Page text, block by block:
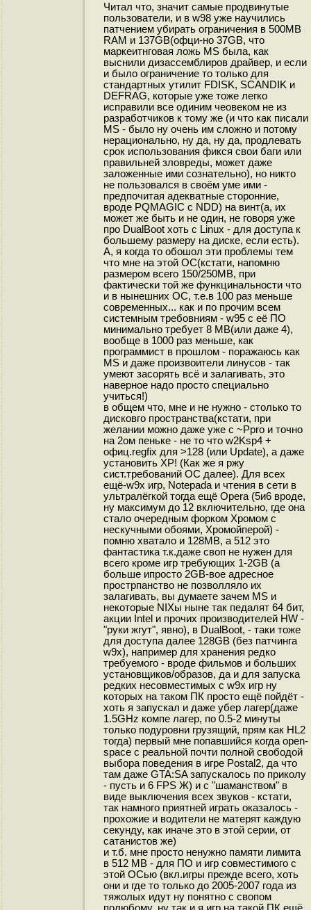
Читал что, значит самые продвинутые
пользователи, и в w98 уже научились
патчением убирать ограничения в 500MB
RAM и 137GB(офци-но 37GB, что
маркеитнговая ложь MS была, как
выснили дизассемблиров драйвер, и если
и было ограничение то только для
стандартных утилит FDISK, SCANDIK и
DEFRAG, которые уже тоже легко
исправили все одиним чеовеком не из
разработчиков к тому же (и что как писали
MS - было ну очень им сложно и потому
нерационально, ну да, ну да, продлевать
срок использования фикся свои баги или
правильней зловреды, может даже
заложенные ими сознательно), но никто
не пользовался в своём уме ими -
предпочитая адекватные сторонние,
вроде PQMAGIC с NDD) на винт(а, их
может же быть и не один, не говоря уже
про DualBoot хоть с Linux - для доступа к
большему размеру на диске, если есть).
А, я когда то обошол эти проблемы тем
что мне на этой ОС(кстати, напомню
размером всего 150/250MB, при
фактически той же функцинальности что
и в нынешних ОС, т.е.в 100 раз меньше
современных... как и по прочим всем
системным требовниям - w95 с её ПО
минимально требует 8 MB(или даже 4),
вообще в 1000 раз меньше, как
программист в прошлом - поражаюсь как
MS и даже произвоители линусов - так
умеют засорять всё и залагивать, это
наверное надо просто специально
учиться!)
в общем что, мне и не нужно - столько то
дисковго пространства(кстати, при
желании можно даже уже с ~Ppro и точно
на 2ом пеньке - не то что w2Ksp4 +
офиц.regfix для >128 (или Update), а даже
установить XP! (Как же я ржу
сист.требований ОС далее). Для всех
ещё-w9x игр, Notepada и чтения в сети в
ультралёгкой тогда ещё Opera (5и6 вроде,
ну максимум до 12 включительно, где она
стало очередным форком Хромом с
нескучными обоями, Хромойперой) -
помню хватало и 128MB, а 512 это
фантастика т.к.даже своп не нужен для
всего кроме игр требующих 1-2GB (а
больше ипросто 2GB-вое адресное
прострпанство не позволляло их
залагивать, вы думаете зачем MS и
некоторые NIXы ныне так педалят 64 бит,
акции Intel и прочих производителей HW -
"руки жгут", явно), в DualBoot, - таки тоже
для доступа далее 128GB (без патчинга
w9x), например для хранения редко
требуемого - вроде фильмов и больших
установщиков/образов, да и для запуска
редких несовместимых с w9x игр ну
которых на таком ПК просто ещё пойдёт -
хоть я запускал и даже убер лагер(даже
1.5GHz компе лагер, по 0.5-2 минуты
только подуровни грузящий, прям как HL2
тогда) первый мне попавшийся когда open-
space с реальной почти полной свободой
выбора поведения в игре Postal2, да что
там даже GTA:SA запускалось по приколу
- пусть и 6 FPS Ж) и с "шаманством" в
виде выключения всех звуков - кстати,
так намного приятней играть оказалось -
прохожие и водители не матерят каждую
секунду, как иначе это в этой серии, от
сатанистов же)
и т.б. мне просто ненужно памяти лимита
в 512 MB - для ПО и игр совместимого с
этой ОСью (вкл.игры прежде всего, хоть
они и где то только до 2005-2007 года из
тяжолых идут ну понятно с свопом
полюбому, ну так и я игр на такой ПК ещё